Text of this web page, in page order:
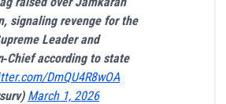
signaling revenge for the
Leader and
according to state
DmQU4R8wOA
March 1, 2026